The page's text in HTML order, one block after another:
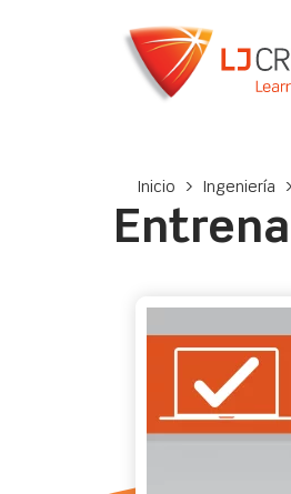
Inicio > Ingeniería >